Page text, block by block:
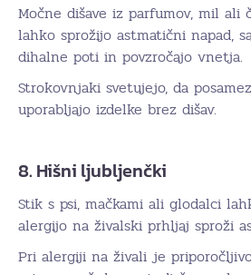
Močne dišave iz parfumov, mil ali
lahko sprožijo astmatični napad,
dihalne poti in povzročajo vnetja.
Strokovnjaki svetujejo, da
uporabljajo izdelke brez dišav.
8. Hišni ljubljenčki
Stik s psi, mačkami ali glodalci
alergijo na živalski prhljaj sproži
Pri alergiji na živali je